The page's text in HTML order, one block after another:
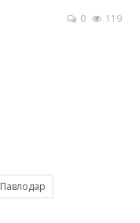
0 119
Павлодар